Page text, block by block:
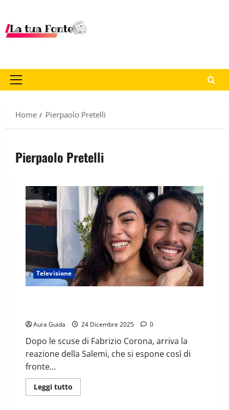
Home Pierpaolo Pretelli
Pierpaolo Pretelli
Televisione
Aura Guida 24 Dicembre 2025 0
Dopo le scuse di Fabrizio Corona, arriva la
reazione della Salemi, che si espone così di
fronte...
Leggi tutto